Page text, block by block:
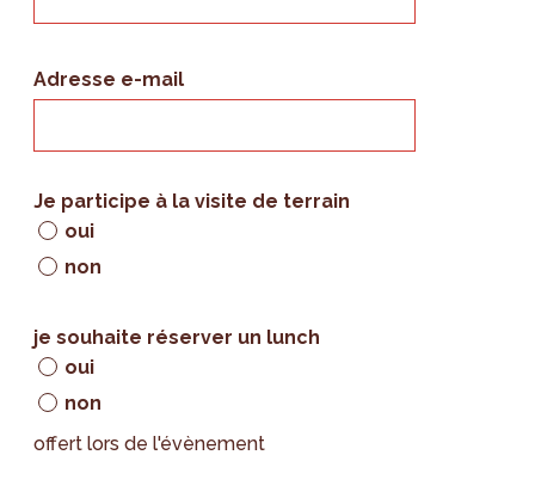
Adresse e-mail
Je participe à la visite de terrain
oui
non
je souhaite réserver un lunch
oui
non
offert lors de l'évènement